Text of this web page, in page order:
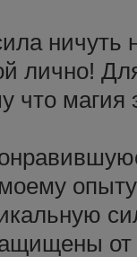
лично!
что магия